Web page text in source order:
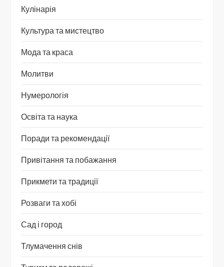
Кулінарія
Культура та мистецтво
Мода та краса
Молитви
Нумерологія
Освіта та наука
Поради та рекомендації
Привітання та побажання
Прикмети та традиції
Розваги та хобі
Сад і город
Тлумачення снів